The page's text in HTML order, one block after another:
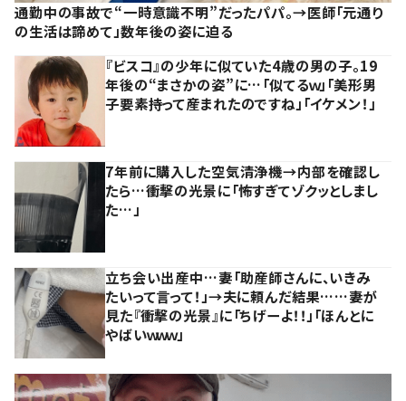
通勤中の事故で“一時意識不明”だったパパ。→医師「元通り
の生活は諦めて」数年後の姿に迫る
『ビスコ』の少年に似ていた4歳の男の子。19
年後の“まさかの姿”に…「似てるｗ」「美形男
子要素持って産まれたのですね」「イケメン！」
7年前に購入した空気清浄機→内部を確認し
たら…衝撃の光景に「怖すぎてゾクッとしまし
た…」
立ち会い出産中…妻「助産師さんに、いきみ
たいって言って！」→夫に頼んだ結果……妻が
見た『衝撃の光景』に「ちげーよ！！」「ほんとに
やばいｗｗｗ」